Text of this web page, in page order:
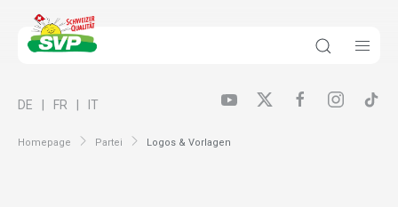
Homepage Partei Logos & Vorlagen
DE FR IT